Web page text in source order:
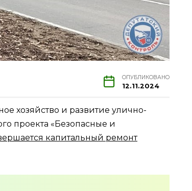
ОПУБЛИКОВАНО
12.11.2024
хозяйство и развитие улично-
проекта «Безопасные и
капитальный ремонт